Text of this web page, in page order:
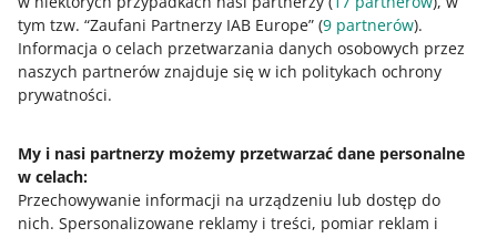
tym tzw. “Zaufani Partnerzy IAB Europe” (9 partnerów).
Informacja o celach przetwarzania danych osobowych przez
naszych partnerów znajduje się w ich politykach ochrony
prywatności.
My i nasi partnerzy możemy przetwarzać dane personalne
w celach:
Przechowywanie informacji na urządzeniu lub dostęp do
nich. Spersonalizowane reklamy i treści, pomiar reklam i
Dodatkowe informacje
Wszystkie metody dostawy dostępne w ramach Allegro
Jeśli Twoje zamówienie składa się z kilku przesyłek,
koszt ich dostawy zależy od wartości zakupów:
zamówienia do 149,99 zł– za każdą przesyłkę
zapłacisz tyle samo (zgodnie zestawkami).